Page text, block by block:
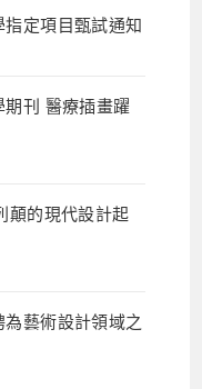
定項目甄試通知
刊 醫療插畫躍
顛的現代設計起
藝術設計領域之